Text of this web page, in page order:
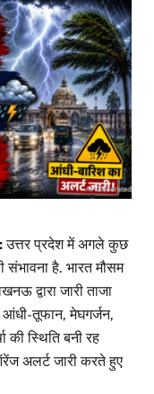
उत्तर प्रदेश में अगले कुछ
है. भारत मौसम
द्वारा जारी ताजा
तूफान, मेघगर्जन,
की स्थिति बनी रह
अलर्ट जारी करते हुए